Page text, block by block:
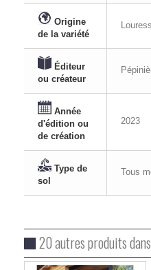
Origine
de la variété
Éditeur
ou créateur
Année
d'édition ou
de création
2023
Type de
sol
Tous
20 autres produits